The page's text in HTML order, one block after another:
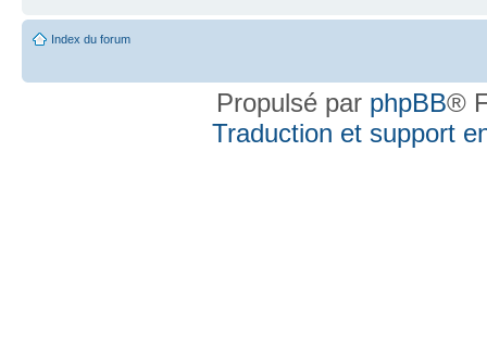
Index du forum
Propulsé par phpBB®
Traduction et support